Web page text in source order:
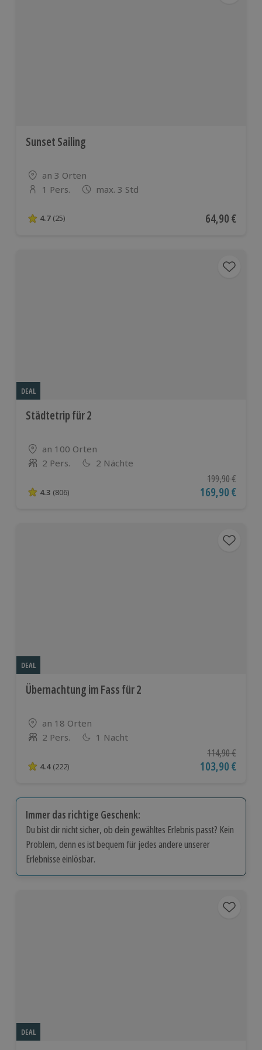
Sunset Sailing
Standort
an 3 Orten
Anzahl der Teilnehmer
1 Pers. max. 3 Std
4.7 von 5 Sternen basierend auf 25 Bewertungen
4.7 (25) Aktueller
64,90 €
DEAL
Städtetrip für 2
Standort
an 100 Orten
Anzahl der Teilnehmer
2 Pers. 2 Nächte
4.3 von 5 Sternen basierend auf 806 Bewertungen
4.3 (806)
Ursprünglicher
199,90 €
Aktueller Preis
169,90 €
DEAL
Übernachtung im Fass für 2
Standort
an 18 Orten
Anzahl der Teilnehmer
2 Pers. 1 Nacht
4.4 von 5 Sternen basierend auf 222 Bewertungen
4.4 (222)
Ursprünglicher
114,90 €
Aktueller Preis
103,90 €
Immer das richtige Geschenk:
Du bist dir nicht sicher, ob dein gewähltes Erlebnis passt? Kein
Problem, denn es ist bequem für jedes andere unserer
Erlebnisse einlösbar.
DEAL